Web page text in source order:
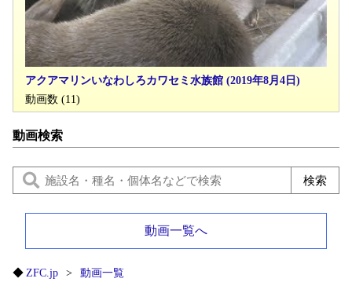
アクアマリンいなわしろカワセミ水族館 (2019年8月4日)
動画数 (11)
動画検索
動画一覧へ
ZFC.jp 動画一覧